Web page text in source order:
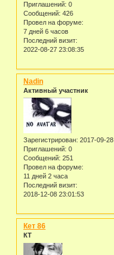
Приглашений: 0
Сообщений: 426
Провел на форуме:
7 дней 6 часов
Последний визит:
2022-08-27 23:08:35
Nadin
Активный участник
Зарегистрирован: 2017-09-28
Приглашений: 0
Сообщений: 251
Провел на форуме:
11 дней 2 часа
Последний визит:
2018-12-08 23:01:53
Кет 86
КТ